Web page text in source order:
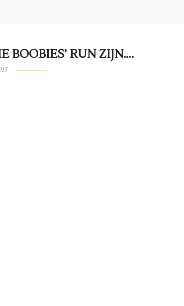
BOOBIES’ RUN ZIJN….